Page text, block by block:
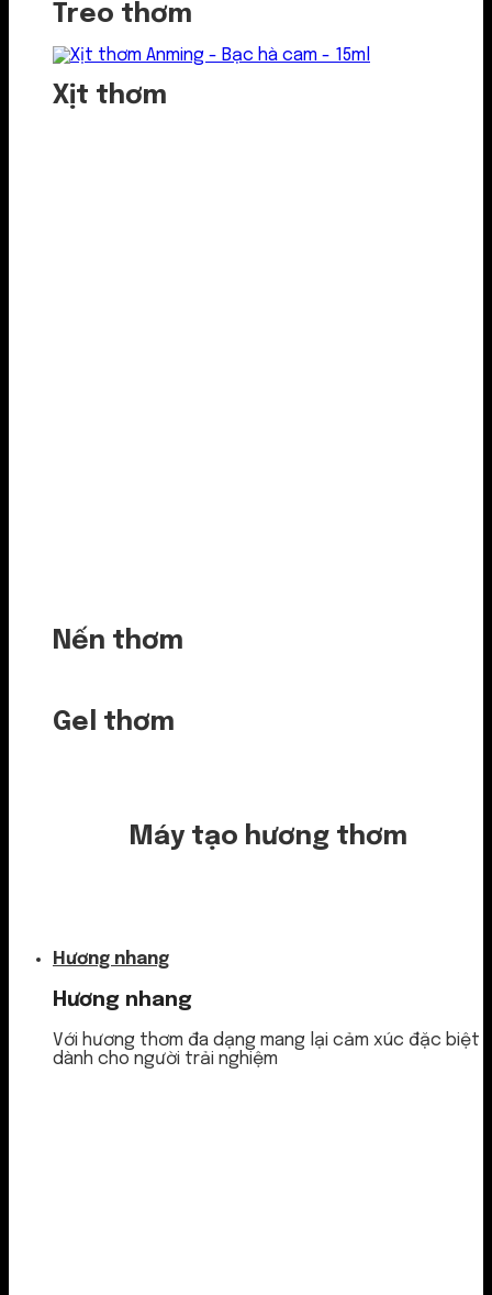
Treo thơm
Xịt thơm
Nến thơm
Gel thơm
Máy tạo hương thơm
Hương nhang
Hương nhang
Với hương thơm đa dạng mang lại cảm xúc đặc biệt
dành cho người trải nghiệm